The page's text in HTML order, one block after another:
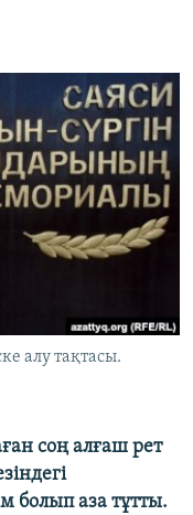
алу тақтасы.
соң алғаш рет
аза тұтты.